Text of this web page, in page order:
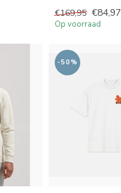
€169,95 €84,97
Op voorraad
-50%